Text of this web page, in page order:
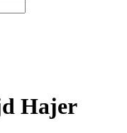
Hajer